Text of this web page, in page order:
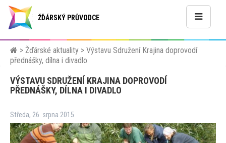
ŽĎÁRSKÝ PRŮVODCE
> Žďárské aktuality > Výstavu Sdružení Krajina doprovodí
přednášky, dílna i divadlo
VÝSTAVU SDRUŽENÍ KRAJINA DOPROVODÍ
PŘEDNÁŠKY, DÍLNA I DIVADLO
Středa, 26. srpna 2015